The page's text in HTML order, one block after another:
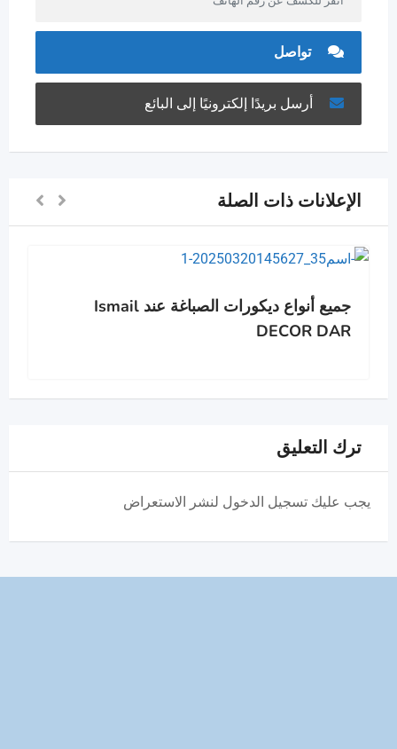
تواصل
أرسل بريدًا إلكترونيًا إلى البائع
الإعلانات ذات الصلة
جميع أنواع ديكورات الصباغة عند Ismail
DECOR DAR
ترك التعليق
يجب عليك تسجيل الدخول لنشر الاستعراض